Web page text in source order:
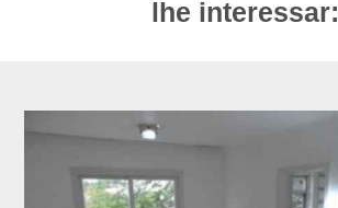
lhe interessar: